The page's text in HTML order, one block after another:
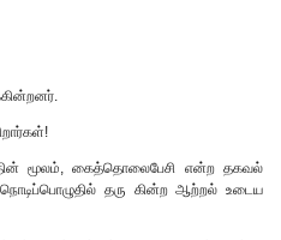
மூலம், கைத்தொலைபேசி என்ற தகவல்
நொடிப்பொழுதில் தரு கின்ற ஆற்றல் உடைய